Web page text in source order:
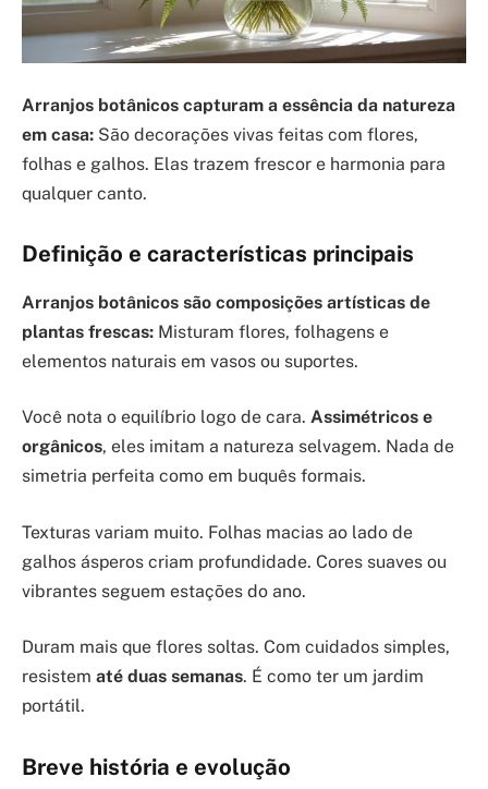
Arranjos botânicos capturam a essência da natureza
em casa: São decorações vivas feitas com flores,
folhas e galhos. Elas trazem frescor e harmonia para
qualquer canto.
Definição e características principais
Arranjos botânicos são composições artísticas de
plantas frescas: Misturam flores, folhagens e
elementos naturais em vasos ou suportes.
Você nota o equilíbrio logo de cara. Assimétricos e
orgânicos, eles imitam a natureza selvagem. Nada de
simetria perfeita como em buquês formais.
Texturas variam muito. Folhas macias ao lado de
galhos ásperos criam profundidade. Cores suaves ou
vibrantes seguem estações do ano.
Duram mais que flores soltas. Com cuidados simples,
resistem até duas semanas. É como ter um jardim
portátil.
Breve história e evolução